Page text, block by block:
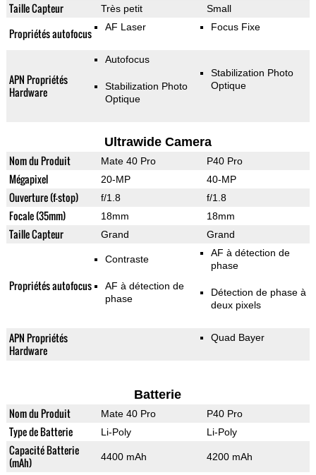
Taille Capteur Très petit Small
Propriétés autofocus AF Laser Focus Fixe
APN Propriétés
Hardware
Autofocus
Stabilization Photo
Optique
Stabilization Photo
Optique
Ultrawide Camera
Nom du Produit Mate 40 Pro P40 Pro
Mégapixel 20-MP 40-MP
Ouverture (f-stop) f/1.8 f/1.8
Focale (35mm) 18mm 18mm
Taille Capteur Grand Grand
Propriétés autofocus
Contraste
AF à détection de
phase
AF à détection de
phase
Détection de phase à
deux pixels
APN Propriétés
Hardware
Quad Bayer
Batterie
Nom du Produit Mate 40 Pro P40 Pro
Type de Batterie Li-Poly Li-Poly
Capacité Batterie
(mAh)
4400 mAh 4200 mAh